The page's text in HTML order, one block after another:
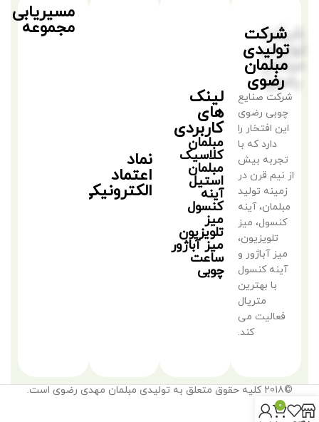
شرکت
تولیدی
مبلمان
رضوی
شرکت صنایع
چوبی رضوی
این افتخار را
دارد که با
تجربه بیش
از نیم قرن در
زمینه تولید
مبلمان، آینه
کنسول، میز
تلویزیون،
میز آباژور و
آینه کنسول
با بهترین
متریال
فعالیت می
کند.
لینک
های
کاربردی
مبلمان
کلاسیک
مبلمان
استیل
آینه
کنسول
میز
تلویزیون
میز آباژور
ساعت
چوبی
نماد
اعتماد
الکترونیکی
مسیریابی
مجموعه
©2018 کلیه حقوق متعلق به تولیدی مبلمان مهدی رضوی است.
0